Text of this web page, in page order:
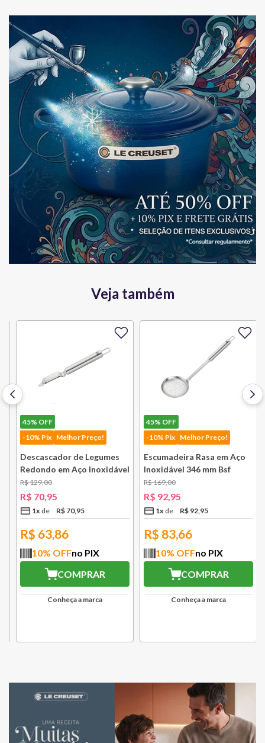
Veja também
45%OFF
-10% Pix
Melhor Preço!
Descascador de Legumes
Redondo em Aço Inoxidável
131 mm Bsf
R$129,00
R$70,95
1 x R$70,95
R$63,86
10% OFFno PIX
COMPRAR
Conheça a marca
45%OFF
-10% Pix
Melhor Preço!
Escumadeira Rasa em Aço
Inoxidável 346 mm Bsf
R$169,00
R$92,95
1 x R$92,95
R$83,66
10% OFFno PIX
COMPRAR
Conheça a marca